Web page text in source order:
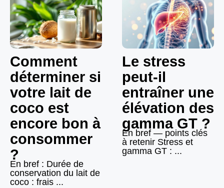
Comment
déterminer si
votre lait de
coco est
encore bon à
consommer
?
En bref : Durée de
conservation du lait de
coco : frais ...
Le stress
peut-il
entraîner une
élévation des
gamma GT ?
En bref — points clés
à retenir Stress et
gamma GT : ...